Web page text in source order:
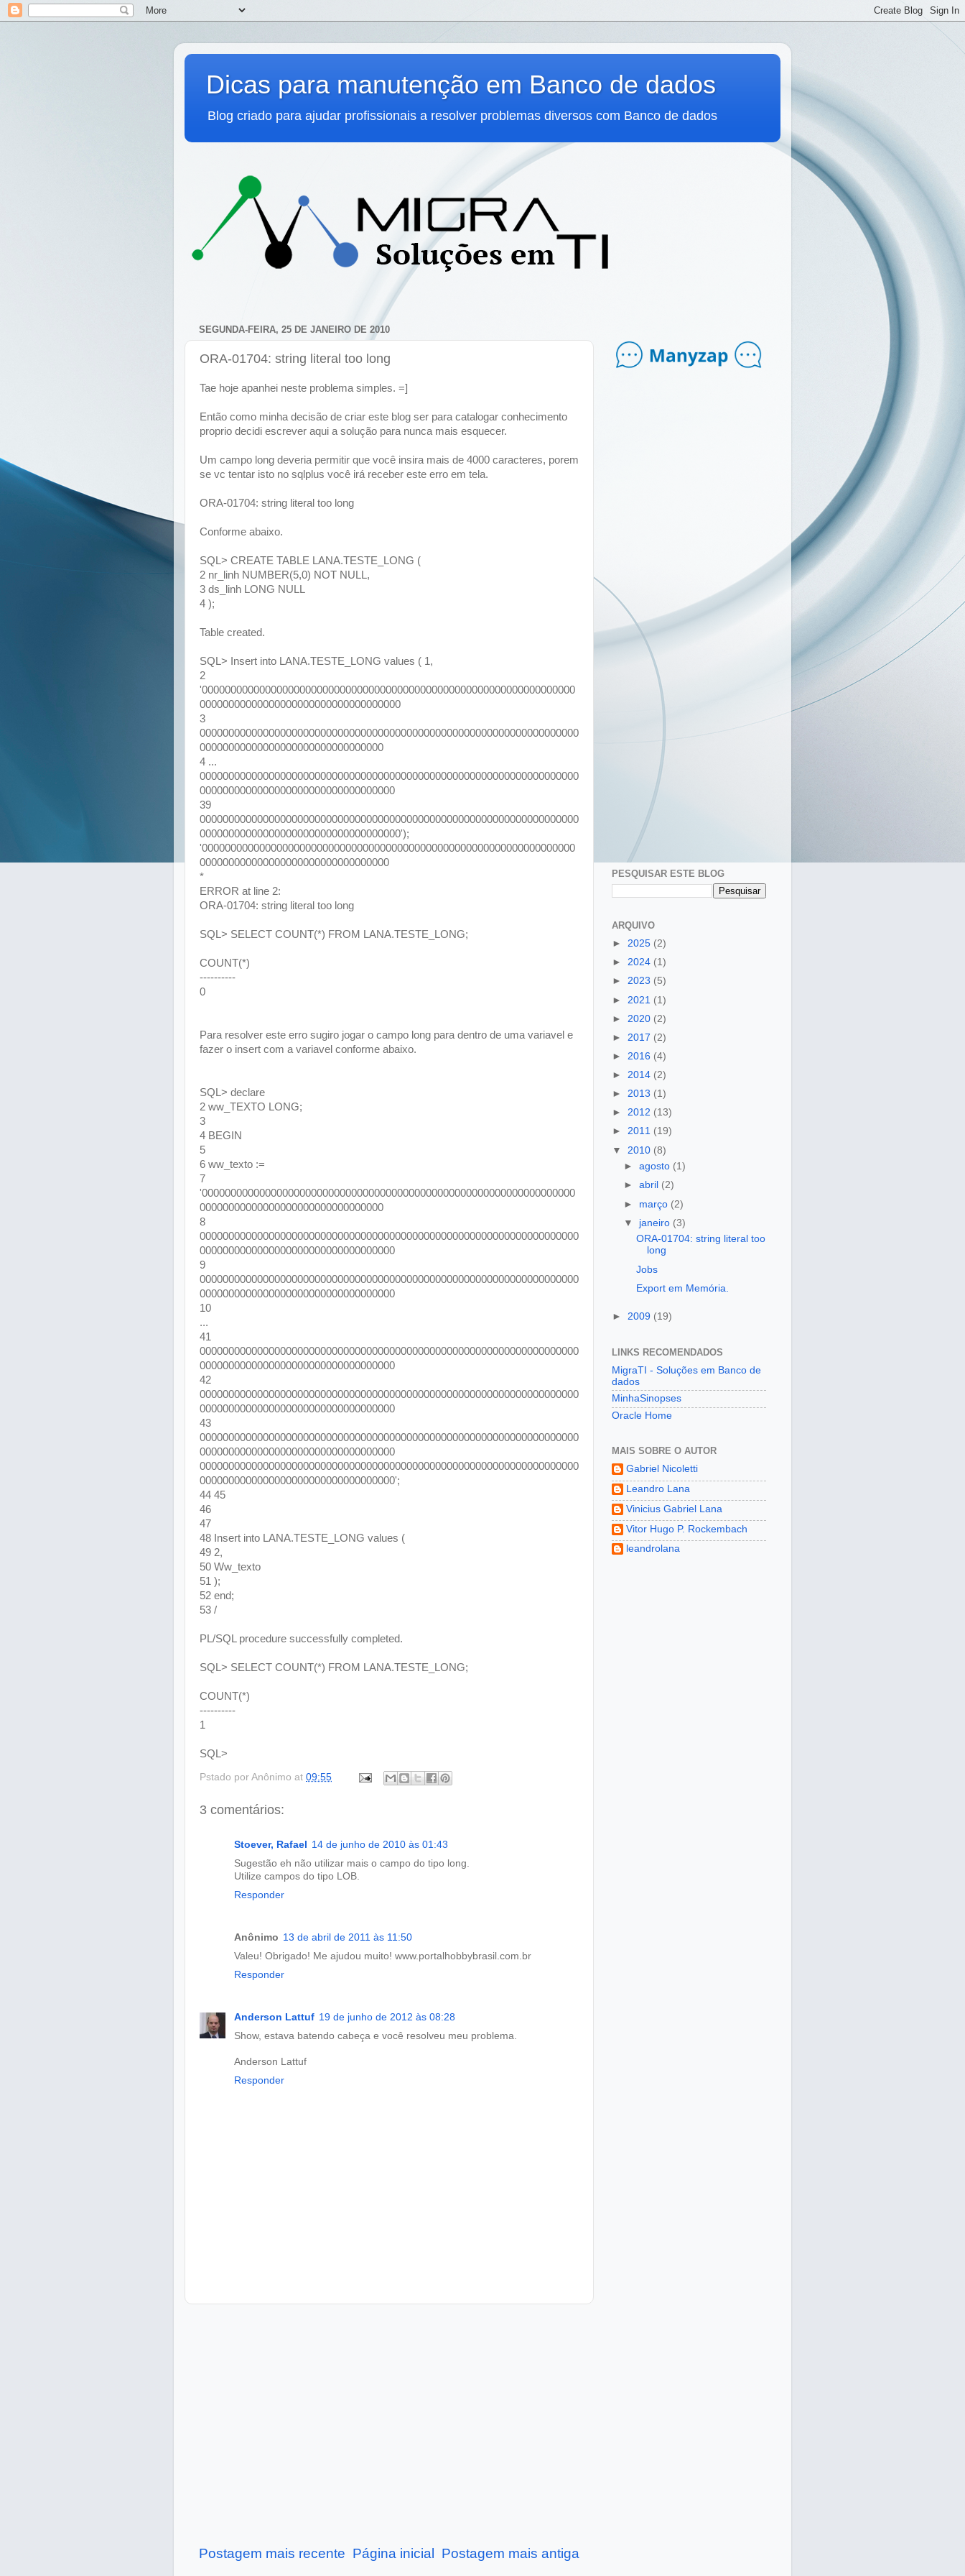
Dicas para manutenção em Banco de dados
Blog criado para ajudar profissionais a resolver problemas diversos com Banco de dados
SEGUNDA-FEIRA, 25 DE JANEIRO DE 2010
ORA-01704: string literal too long
Tae hoje apanhei neste problema simples. =]
Então como minha decisão de criar este blog ser para catalogar conhecimento
proprio decidi escrever aqui a solução para nunca mais esquecer.
Um campo long deveria permitir que você insira mais de 4000 caracteres, porem
se vc tentar isto no sqlplus você irá receber este erro em tela.
ORA-01704: string literal too long
Conforme abaixo.
SQL> CREATE TABLE LANA.TESTE_LONG (
2 nr_linh NUMBER(5,0) NOT NULL,
3 ds_linh LONG NULL
4 );
Table created.
SQL> Insert into LANA.TESTE_LONG values ( 1,
2
'00000000000000000000000000000000000000000000000000000000000000000
00000000000000000000000000000000000
3
000000000000000000000000000000000000000000000000000000000000000000
00000000000000000000000000000000
4 ...
000000000000000000000000000000000000000000000000000000000000000000
0000000000000000000000000000000000
39
000000000000000000000000000000000000000000000000000000000000000000
00000000000000000000000000000000000');
'00000000000000000000000000000000000000000000000000000000000000000
000000000000000000000000000000000
*
ERROR at line 2:
ORA-01704: string literal too long
SQL> SELECT COUNT(*) FROM LANA.TESTE_LONG;
COUNT(*)
----------
0
Para resolver este erro sugiro jogar o campo long para dentro de uma variavel e
fazer o insert com a variavel conforme abaixo.
SQL> declare
2 ww_TEXTO LONG;
3
4 BEGIN
5
6 ww_texto :=
7
'00000000000000000000000000000000000000000000000000000000000000000
00000000000000000000000000000000
8
000000000000000000000000000000000000000000000000000000000000000000
0000000000000000000000000000000000
9
000000000000000000000000000000000000000000000000000000000000000000
0000000000000000000000000000000000
10
...
41
000000000000000000000000000000000000000000000000000000000000000000
0000000000000000000000000000000000
42
000000000000000000000000000000000000000000000000000000000000000000
0000000000000000000000000000000000
43
000000000000000000000000000000000000000000000000000000000000000000
0000000000000000000000000000000000
000000000000000000000000000000000000000000000000000000000000000000
0000000000000000000000000000000000';
44 45
46
47
48 Insert into LANA.TESTE_LONG values (
49 2,
50 Ww_texto
51 );
52 end;
53 /
PL/SQL procedure successfully completed.
SQL> SELECT COUNT(*) FROM LANA.TESTE_LONG;
COUNT(*)
----------
1
SQL>
Pstado por Anônimo at 09:55
3 comentários:
Stoever, Rafael
14 de junho de 2010 às 01:43
Sugestão eh não utilizar mais o campo do tipo long.
Utilize campos do tipo LOB.
Responder
Anônimo 13 de abril de 2011 às 11:50
Valeu! Obrigado! Me ajudou muito! www.portalhobbybrasil.com.br
Responder
Anderson Lattuf 19 de junho de 2012 às 08:28
Show, estava batendo cabeça e você resolveu meu problema.
Anderson Lattuf
Responder
Postagem mais recente Postagem mais antiga
Página inicial
PESQUISAR ESTE BLOG
ARQUIVO
► 2025 (2)
► 2024 (1)
► 2023 (5)
► 2021 (1)
► 2020 (2)
► 2017 (2)
► 2016 (4)
► 2014 (2)
► 2013 (1)
► 2012 (13)
► 2011 (19)
▼ 2010 (8)
►agosto (1)
►abril (2)
► março (2)
▼ janeiro (3)
ORA-01704: string literal too
long
Jobs
Export em Memória.
► 2009 (19)
LINKS RECOMENDADOS
MigraTI - Soluções em Banco de
dados
MinhaSinopses
Oracle Home
MAIS SOBRE O AUTOR
Gabriel Nicoletti
Leandro Lana
Vinicius Gabriel Lana
Vitor Hugo P. Rockembach
leandrolana